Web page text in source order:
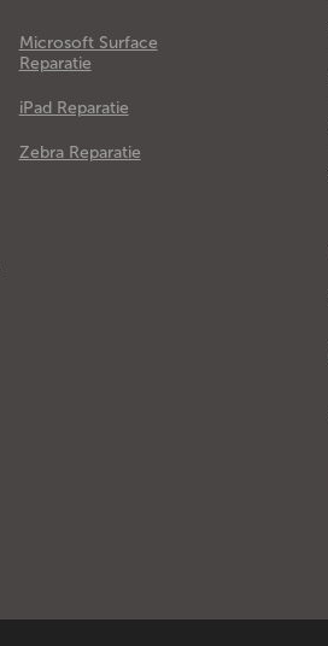
Microsoft Surface
Reparatie
iPad Reparatie
Zebra Reparatie